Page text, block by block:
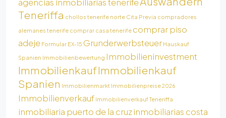
agencias inmobiliarias tenerife
Teneriffa chollos tenerife norte Cita Previa compradores
alemanes tenerife comprar casa tenerife comprar piso
adeje Formular EX-15 Grunderwerbsteuer Hauskauf
Spanien Immobilienbewertung Immobilieninvestment
ImmobilienkaufImmobilienkauf
Spanien Immobilienmarkt Immobilienpreise 2026
Immobilienverkauf Immobilienverkauf Teneriffa
inmobiliaria puerto de la cruzinmobiliarias costa